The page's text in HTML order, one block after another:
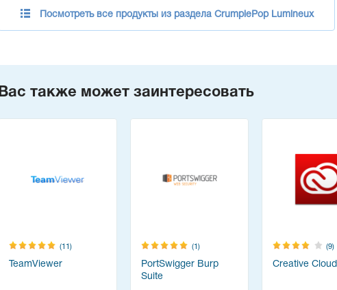
Посмотреть все продукты из раздела CrumplePop Lumineux
Вас также может заинтересовать
(11)
TeamViewer
(1)
PortSwigger Burp
Suite
(9)
Creative Cloud